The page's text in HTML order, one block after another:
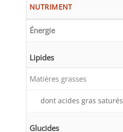
NUTRIMENT
Énergie
Lipides
Matières grasses
dont acides gras saturés
Glucides